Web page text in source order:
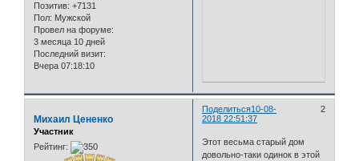
Позитив: +7131
Пол: Мужской
Провел на форуме:
3 месяца 10 дней
Последний визит:
Вчера 07:18:10
Поделиться 2
10-08-
2018 22:51:37
Михаил Цененко
Участник
Рейтинг:
Этот весьма старый дом
довольно-таки одинок в этой